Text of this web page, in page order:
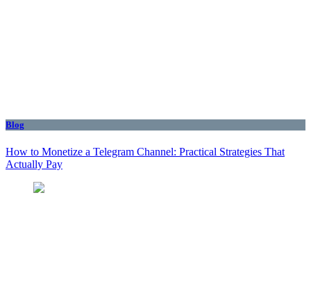
Blog
How to Monetize a Telegram Channel: Practical Strategies That
Actually Pay